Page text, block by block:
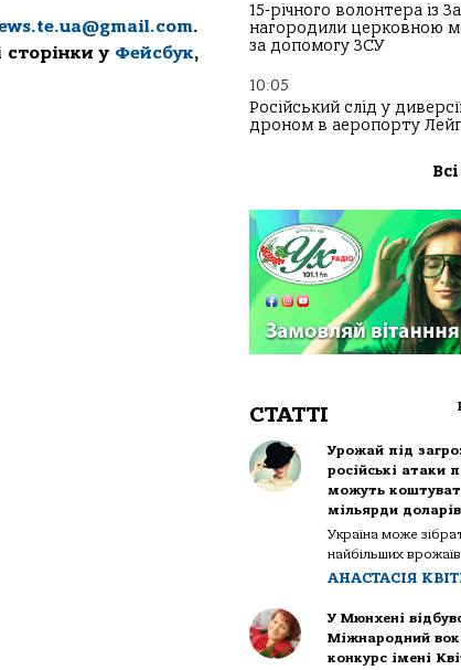
.
сторінки у Фейсбук,
15-річного волонтера із
нагородили церковною
за допомогу ЗСУ
10:05
Російський слід у
дроном в аеропорту
СТАТТІ
Урожай під
російські атаки
можуть
мільярди доларів
Україна може
найбільших
АНАСТАСІЯ
У Мюнхені
Міжнародний
конкурс імені